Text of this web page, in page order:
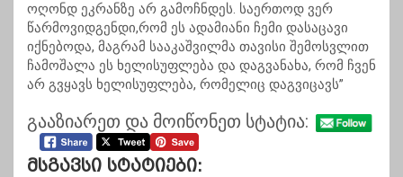
ოღონდ ეკრანზე არ გამოჩნდეს. საერთოდ ვერ
წარმოვიდგენდი,რომ ეს ადამიანი ჩემი დასაცავი
იქნებოდა, მაგრამ სააკაშვილმა თავისი შემოსვლით
ჩამოშალა ეს ხელისუფლება და დაგვანახა, რომ ჩვენ
არ გვყავს ხელისუფლება, რომელიც დაგვიცავს”
გააზიარეთ და მოიწონეთ სტატია:
Მსგავსი Სტატიები: